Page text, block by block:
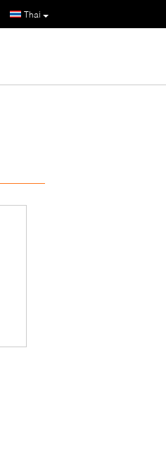
Thai